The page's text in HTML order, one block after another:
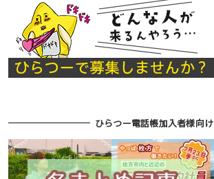
ひらつー電話帳加入者様向け